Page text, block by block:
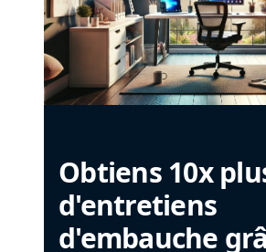
Obtiens 10x
d'entretiens
d'embauche